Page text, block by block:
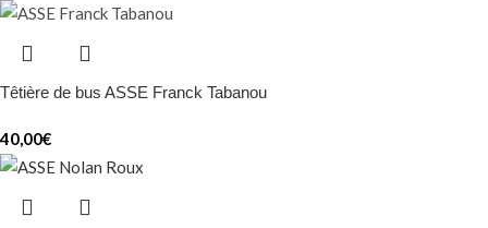
Têtière de bus ASSE Franck Tabanou
40,00€